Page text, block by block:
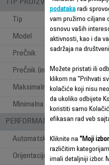
TIP PROIZVODA
Tip
Model
Prečnik
Prečnik (inči)
Maksimalna visina
Minimalna visina
PERFORMANSE PROTOKA
Automatska oscilacija
Orijentacija
podatakaradi
vam pružimo ciljane
osnovu vaših
aktivnosti, kao i da
sadržaja na
Možete pristati ili
klikom na "Prihvati
kolačiće koji nisu
da ukoliko odbijete
koristiti samo
efikasan rad veb
Kliknite na "Moji
različitim
imali detaljniji izbor.